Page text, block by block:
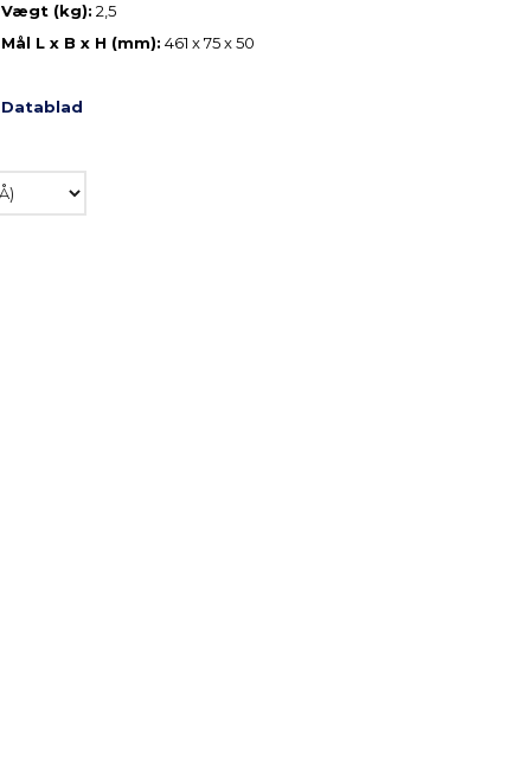
Vægt (kg): 2,5
Mål L x B x H (mm): 461 x 75 x 50
Datablad